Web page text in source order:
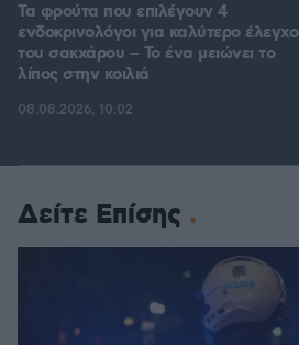
Τα φρούτα που επιλέγουν 4
ενδοκρινολόγοι για καλύτερο έλεγχο
του σακχάρου – Το ένα μειώνει το
λίπος στην κοιλιά
08.08.2026, 10:02
Δείτε Επίσης